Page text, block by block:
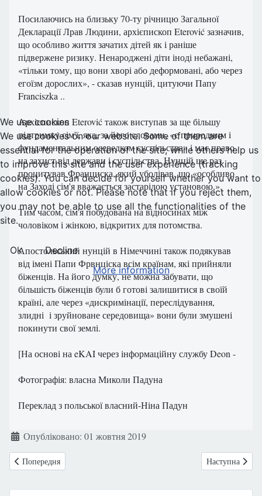
Посилаючись на близьку 70-ту річницю Загальної
Декларації Лрав Людини, архієпископ Eterović зазначив,
що особливо життя зачатих дітей як і раніше
підвержене ризику. Ненароджені діти іноді небажані,
«тільки тому, що вони хворі або деформовані, або через
егоїзм дорослих», - сказав нунцій, цитуючи Папу
Franciszka ..
Архієпископ Eterović також виступав за ще більшу
підтримку сім'ї, яка, за його словами, «є природним і
фундаментальним осередком суспільства» і має право
на захист від держави і суспільства. Нунцій ще раз
процитував Франциска, який уболівав, що «особливо
на Заході сім'я вважається застарілою установою,».
Тим часом, сім'я побудована на відносинах між
чоловіком і жінкою, відкритих для потомства.
Апостольський нунцій в Німеччині також подякував
від імені Папи Фрвнціска всім країнам, які прийняли
біженців. На його думку, не можна забувати, що
більшість біженців були б готові залишитися в своїй
країні, але через «дискримінації, переслідування,
злидні і зруйноване середовища» вони були змушені
покинути свої землі.
[На основі на eKAI через інформаційну службу Deon -
Фотографія: власна Миколи Падуна
Переклад з польської власний-Ніна Падун
ДеталіОпубліковано: 01 жовтня 2019
Попередня стаття: Польська Федерація Рухів Захисту Життя та
Попередня Наступна
Наступна
We use cookies
We use cookies on our website. Some of them are
essential for the operation of the site, while others help us
to improve this site and the user experience (tracking
cookies). You can decide for yourself whether you want to
allow cookies or not. Please note that if you reject them,
you may not be able to use all the functionalities of the
site.
Ok
Decline
More information